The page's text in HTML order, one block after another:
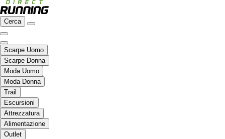
Cerca
Scarpe Uomo
Scarpe Donna
Moda Uomo
Moda Donna
Trail
Escursioni
Attrezzatura
Alimentazione
Outlet